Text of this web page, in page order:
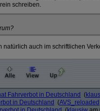
schreiben.
natürlich auch im schriftlichen
Fahrverbot in Deutschland (
in Deutschland (AVS_reloaded